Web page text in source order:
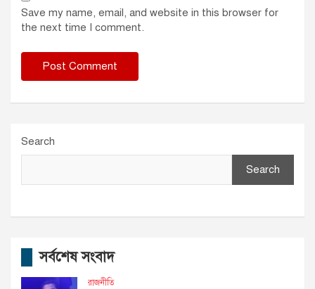
Save my name, email, and website in this browser for
the next time I comment.
Search
Search
সর্বশেষ সংবাদ
রাজনীতি